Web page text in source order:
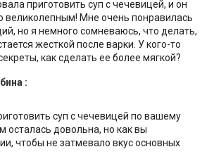
приготовить суп с чечевицей, и он
великолепным! Мне очень понравилась
но я немного сомневаюсь, что делать,
жесткой после варки. У кого-то
как сделать ее более мягкой?
:
суп с чечевицей по вашему
осталась довольна, но как вы
чтобы не затмевало вкус основных